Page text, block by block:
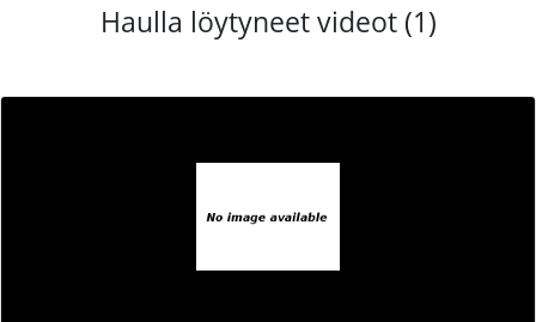
Haulla löytyneet videot (1)